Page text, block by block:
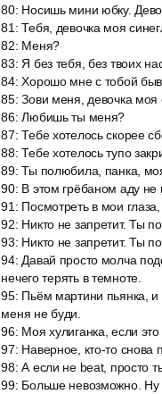
80: Носишь мини юбку.
81 :Тебя, девочка моя
82: Меня?
83: Я без тебя, без твоих
84:Хорошо мне с тобой
85:Зови меня, девочка моя
86:Любишь ты меня?
87:Тебе хотелось скорее
88:Тебе хотелось тупо
89:Ты полюбила, панка,
90: В этом грёбаном аду не
91 : Посмотреть в мои
92: Никто не запретит. Ты
93: Никто не запретит. Ты
94: Давай просто молча
нечего терять в темноте.
95: Пьём мартини пьянка, и
меня не буди.
96: Моя хулиганка, если
97: Наверное, кто-то
98:А если не beat, просто
99: Больше невозможно. Ну